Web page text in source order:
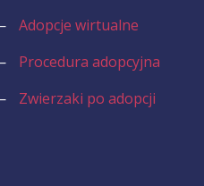
Adopcje wirtualne
Procedura adopcyjna
Zwierzaki po adopcji